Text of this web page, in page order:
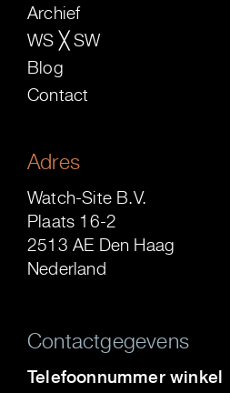
Archief
WS ╳ SW
Blog
Contact
Adres
Watch-Site B.V.
Plaats 16-2
2513 AE Den Haag
Nederland
Contactgegevens
Telefoonnummer winkel